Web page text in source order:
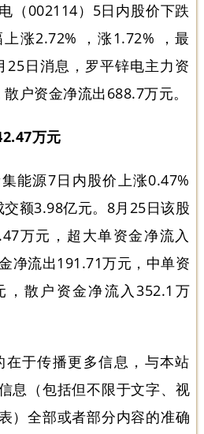
（002114）5日内股价下跌
涨2.72% ，涨1.72% ，最
日消息，罗平锌电主力资
户资金净流出688.7万元。
万元
能源7日内股价上涨0.47%
交额3.98亿元。8月25日该股
万元，超大单资金净流入
净流出191.71万元，中单资
，散户资金净流入352.1万
在于传播更多信息，与本站
息（包括但不限于文字、视
）全部或者部分内容的准确